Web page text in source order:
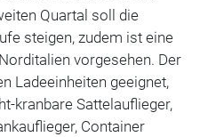
Quartal soll die
steigen, zudem ist eine
vorgesehen. Der
Ladeeinheiten geeignet,
kranbare Sattelauflieger,
Container